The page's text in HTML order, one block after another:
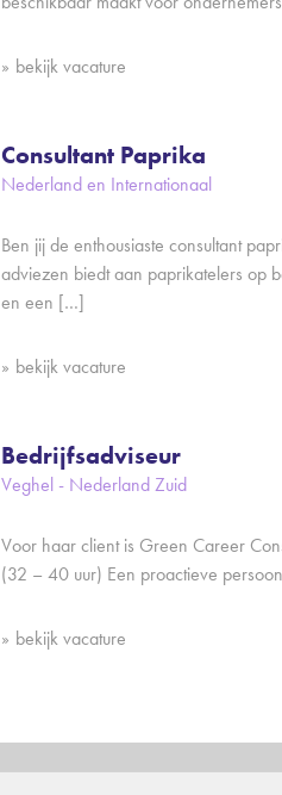
bekijk vacature
Consultant Paprika
Nederland en Internationaal
Ben jij de enthousiaste consultant
adviezen biedt aan paprikatelers op
en een […]
bekijk vacature
Bedrijfsadviseur
Veghel - Nederland Zuid
Voor haar client is Green Career
(32 – 40 uur) Een proactieve
bekijk vacature